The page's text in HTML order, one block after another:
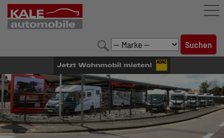
FAHRZEUGBESTAND
LEISTUNGEN
KONFIGURATOR
MARKENWELT